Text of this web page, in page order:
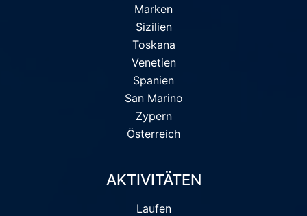
Marken
Sizilien
Toskana
Venetien
Spanien
San Marino
Zypern
Österreich
AKTIVITÄTEN
Laufen